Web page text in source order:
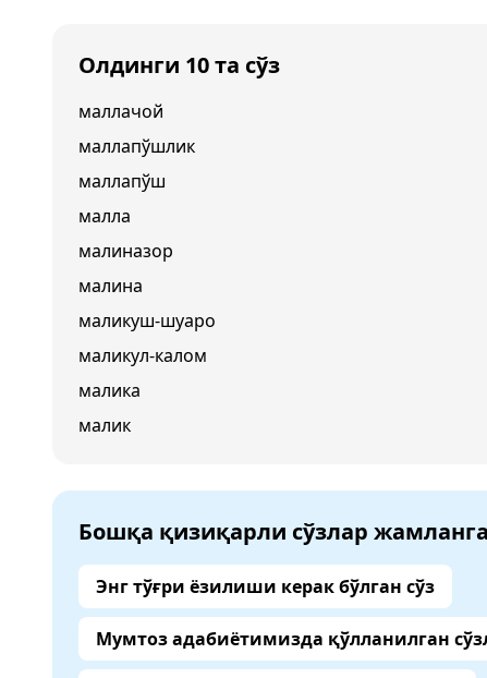
Олдинги 10 та сўз
маллачой
маллапўшлик
маллапўш
малла
малиназор
малина
маликуш-шуаро
маликул-калом
малика
малик
Бошқа қизиқарли сўзлар
Энг тўғри ёзилиши керак бўлган сўз
Мумтоз адабиётимизда қўлланилган